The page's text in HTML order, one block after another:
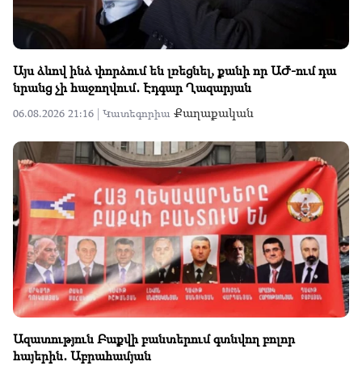
Այս ձևով ինձ փորձում են լռեցնել, քանի որ ԱԺ-ում դա
նրանց չի հաջողվում․ Էդգար Ղազարյան
06.08.2026 21:16 | Կատեգորիա Քաղաքական
Ազատություն Բաքվի բանտերում գտնվող բոլոր
հայերին․ Աբրահամյան